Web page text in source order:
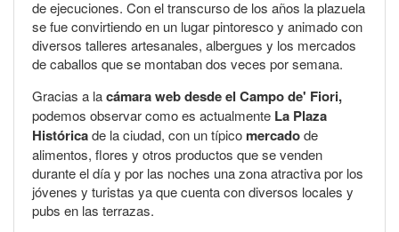
de ejecuciones. Con el transcurso de los años la plazuela
se fue convirtiendo en un lugar pintoresco y animado con
diversos talleres artesanales, albergues y los mercados
de caballos que se montaban dos veces por semana.
Gracias a lacámara web desde el Campo de' Fiori,
podemos observar como es actualmente La Plaza
Históricade la ciudad, con un típico mercadode
alimentos, flores y otros productos que se venden
durante el día y por las noches una zona atractiva por los
jóvenes y turistas ya que cuenta con diversos locales y
pubs en las terrazas.